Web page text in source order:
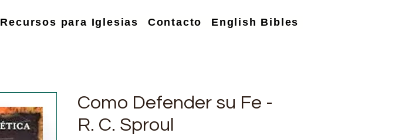
Como Defender su Fe -
R. C. Sproul
Recursos para Iglesias Contacto English Bibles